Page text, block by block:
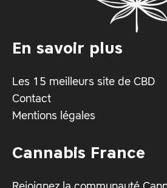
En savoir plus
Les 15 meilleurs site de CBD
Contact
Mentions légales
Cannabis France